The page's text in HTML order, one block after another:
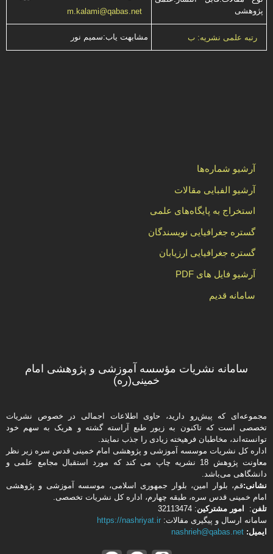
پژوهشی
m.kalami@qabas.net
رتبه علمی نشریه: ب مشابهت ياب:سميم نور
آرشیو شماره‌ها
آرشیو الفبایی مقالات
استخراج به پایگاه‌های علمی
گستره جغرافیایی نویسندگان
گستره جغرافیایی ارزیابان
آرشیو فایل های PDF
سامانه قدیم
سامانه نشریات مؤسسه آموزشی و پژوهشی امام
خمینی(ره)
مجموعه‌ای که پیش‌رو دارید،‌ حاوی اطلاعات اجمالی در خصوص نشریات
تخصصی است که تاکنون به زیور طبع آراسته گشته و هریک به سهم خود
توانسته‌اند، مخاطبان فرهیخته‌ زیادی را جذب نمایند.
اداره كل نشریات موسسه آموزشی و پژوهشی امام خمینی قدس سره زیر نظر
معاونت پژوهش 18 نشریه چاپ می کند که مورد استقبال مجامع علمی و
دانشگاهی می‌باشد.
نشانی:قم، بلوار امین، بلوار جمهوری اسلامی، موسسه آموزشی و پژوهشی
امام خمینی قدس سره، طبقه چهارم، اداره كل نشریات تخصصی.
تلفن: امور مشتركین: 32113474
سامانه ارسال و پیگیری مقالات: https://nashriyat.ir
ایمیل: nashrieh@qabas.net